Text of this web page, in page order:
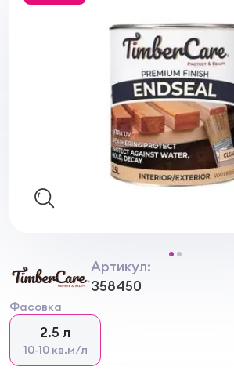
Артикул:
358450
Фасовка
2.5 л
10-10 кв.м/л